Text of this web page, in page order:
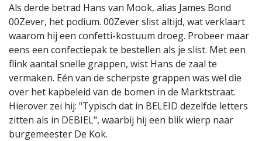
Als derde betrad Hans van Mook, alias James Bond
00Zever, het podium. 00Zever slist altijd, wat verklaart
waarom hij een confetti-kostuum droeg. Probeer maar
eens een confectiepak te bestellen als je slist. Met een
flink aantal snelle grappen, wist Hans de zaal te
vermaken. Eén van de scherpste grappen was wel die
over het kapbeleid van de bomen in de Marktstraat.
Hierover zei hij: "Typisch dat in BELEID dezelfde letters
zitten als in DEBIEL", waarbij hij een blik wierp naar
burgemeester De Kok.